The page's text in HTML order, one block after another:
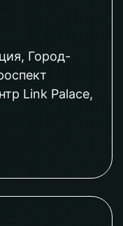
Город-
Link Palace,